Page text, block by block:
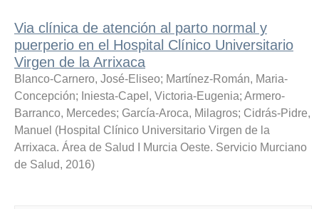
Via clínica de atención al parto normal y
puerperio en el Hospital Clínico Universitario
Virgen de la Arrixaca
Blanco-Carnero, José-Eliseo; Martínez-Román, Maria-
Concepción; Iniesta-Capel, Victoria-Eugenia; Armero-
Barranco, Mercedes; García-Aroca, Milagros; Cidrás-Pidre,
Manuel (Hospital Clínico Universitario Virgen de la
Arrixaca. Área de Salud I Murcia Oeste. Servicio Murciano
de Salud, 2016)